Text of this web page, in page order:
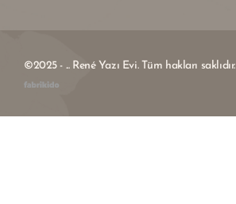
©2025 - ... René Yazı Evi. Tüm hakları saklıdır.